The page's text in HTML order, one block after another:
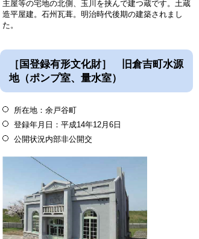
主屋等の宅地の北側、玉川を挟んで建つ蔵です。土蔵
造平屋建。石州瓦葺。明治時代後期の建築されまし
た。
［国登録有形文化財］ 旧倉吉町水源
地（ポンプ室、量水室）
所在地：余戸谷町
登録年月日：平成14年12月6日
公開状況内部非公開交